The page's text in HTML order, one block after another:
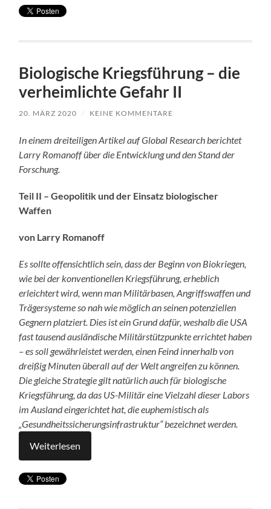
Biologische Kriegsführung – die
verheimlichte Gefahr II
20. MÄRZ 2020 / KEINE KOMMENTARE
In einem dreiteiligen Artikel auf Global Research berichtet
Larry Romanoff über die Entwicklung und den Stand der
Forschung.
Teil II – Geopolitik und der Einsatz biologischer
Waffen
von Larry Romanoff
Es sollte offensichtlich sein, dass der Beginn von Biokriegen,
wie bei der konventionellen Kriegsführung, erheblich
erleichtert wird, wenn man Militärbasen, Angriffswaffen und
Trägersysteme so nah wie möglich an seinen potenziellen
Gegnern platziert. Dies ist ein Grund dafür, weshalb die USA
fast tausend ausländische Militärstützpunkte errichtet haben
– es soll gewährleistet werden, einen Feind innerhalb von
dreißig Minuten überall auf der Welt angreifen zu können.
Die gleiche Strategie gilt natürlich auch für biologische
Kriegsführung, da das US-Militär eine Vielzahl dieser Labors
im Ausland eingerichtet hat, die euphemistisch als
„Gesundheitssicherungsinfrastruktur“ bezeichnet werden.
Weiterlesen